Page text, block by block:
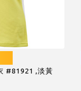
#81921 ,淡黃